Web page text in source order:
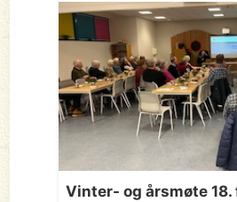
Vinter- og årsmøte